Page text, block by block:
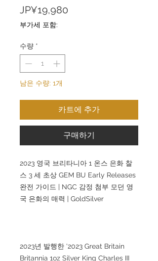
JP¥19,980
부가세 포함:
수량 *
남은 수량: 1개
카트에 추가
구매하기
2023 영국 브리타니아 1 온스 은화 찰
스 3 세 초상 GEM BU Early Releases
완전 가이드 | NGC 감정 첨부 모던 영
국 은화의 매력 | GoldSilver
2023년 발행한 '2023 Great Britain
Britannia 1oz Silver King Charles III